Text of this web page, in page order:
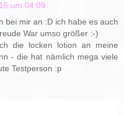
um 04:09
bei mir an :D ich habe es auch
War umso größer :-)
die locken lotion an meine
- die hat nämlich mega viele
Testperson :p